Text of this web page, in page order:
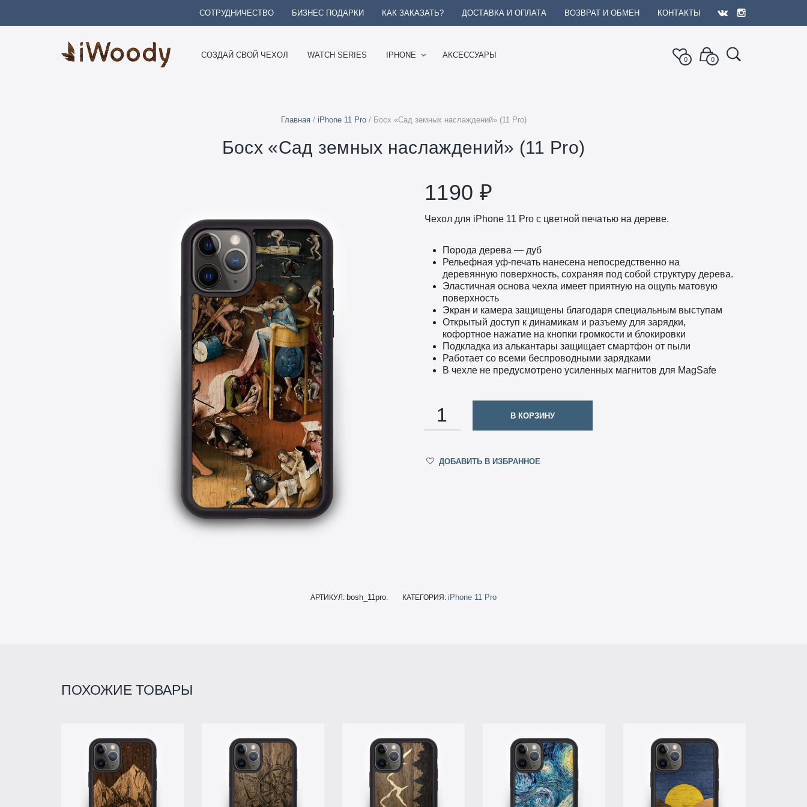
СОТРУДНИЧЕСТВО БИЗНЕС ПОДАРКИ КАК ЗАКАЗАТЬ? ДОСТАВКА И ОПЛАТА ВОЗВРАТ И ОБМЕН КОНТАКТЫ
СОЗДАЙ СВОЙ ЧЕХОЛ WATCH SERIES IPHONE АКСЕССУАРЫ 0 0
Главная/ iPhone 11 Pro/ Босх «Сад земных наслаждений» (11 Pro)
Босх «Сад земных наслаждений» (11 Pro)
1190 ₽
Чехол для iPhone 11 Pro с цветной печатью на дереве.
Порода дерева — дуб
Рельефная уф-печать нанесена непосредственно на
деревянную поверхность, сохраняя под собой структуру дерева.
Эластичная основа чехла имеет приятную на ощупь матовую
поверхность
Экран и камера защищены благодаря специальным выступам
Открытый доступ к динамикам и разъему для зарядки,
кофортное нажатие на кнопки громкости и блокировки
Подкладка из алькантары защищает смартфон от пыли
Работает со всеми беспроводными зарядками
В чехле не предусмотрено усиленных магнитов для MagSafe
КОЛИЧЕСТВО
В КОРЗИНУ
ДОБАВИТЬ В ИЗБРАННОЕ
АРТИКУЛ: bosh_11pro. КАТЕГОРИЯ: iPhone 11 Pro
ПОХОЖИЕ ТОВАРЫ